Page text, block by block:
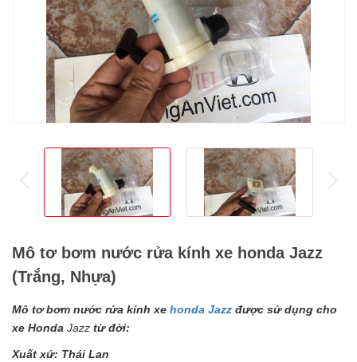
prev
Mô tơ bơm nước rửa kính xe honda Jazz
(Trắng, Nhựa)
Mô tơ bơm nước rửa kính xe honda Jazz được sử dụng cho
xe Honda Jazz từ đời:
Xuất xứ: Thái Lan